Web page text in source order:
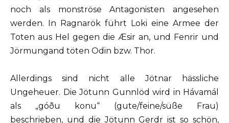
noch als monströse Antagonisten angesehen
werden. In Ragnarök führt Loki eine Armee der
Toten aus Hel gegen die Æsir an, und Fenrir und
Jörmungand töten Odin bzw. Thor.
Allerdings sind nicht alle Jötnar hässliche
Ungeheuer. Die Jötunn Gunnlöd wird in Hávamál
als „góðu konu“ (gute/feine/süße Frau)
beschrieben, und die Jötunn Gerdr ist so schön,